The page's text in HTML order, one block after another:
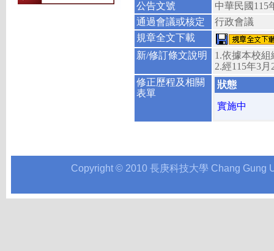
公告文號
中華民國 115
通過會議或核定
行政會議
規章全文下載
新/修訂條文說明
1.依據本校
2.經115年3
修正歷程及相關
表單
狀態
實施中
Copyright © 2010 長庚科技大學 Chang Gung